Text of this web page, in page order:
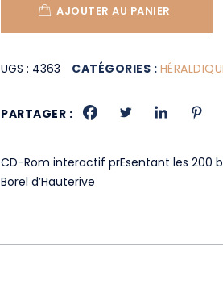
AJOUTER AU PANIER
UGS : 4363 CATÉGORIES :
PARTAGER :
CD-Rom interactif prEsentant les 200
Borel d’Hauterive